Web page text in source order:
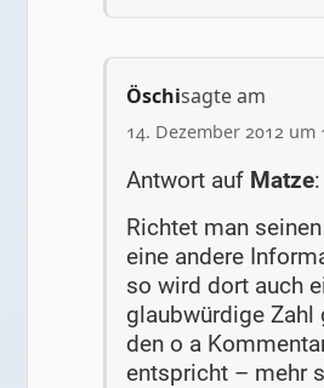
Öschisagte am
14. Dezember 2012 um
Antwort auf Matze:
Richtet man
eine andere
so wird dort auch
glaubwürdige Zahl
den o a
entspricht – mehr